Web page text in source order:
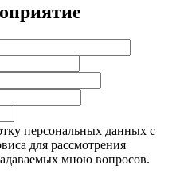
персональных данных с
для рассмотрения
мною вопросов.